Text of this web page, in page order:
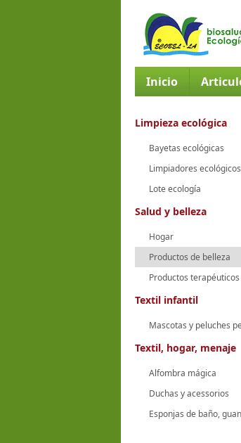
Inicio
Limpieza ecológica
Bayetas ecológicas
Limpiadores ecológicos
Lote ecología
Salud y belleza
Hogar
Productos de belleza
Productos terapéuticos
Textil infantil
Mascotas y peluches
Textil, hogar, menaje
Alfombra mágica
Duchas y acessorios
Esponjas de baño,